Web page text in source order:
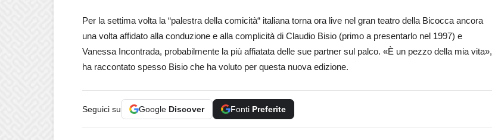
Per la settima volta la “palestra della comicità“ italiana torna ora live nel gran teatro della Bicocca ancora
una volta affidato alla conduzione e alla complicità di Claudio Bisio (primo a presentarlo nel 1997) e
Vanessa Incontrada, probabilmente la più affiatata delle sue partner sul palco. «È un pezzo della mia vita»,
ha raccontato spesso Bisio che ha voluto per questa nuova edizione.
Seguici su Google Discover Fonti Preferite